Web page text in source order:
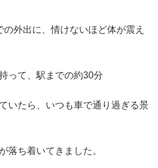
外出に、情けないほど体が震え
って、駅までの約30分
いたら、いつも車で通り過ぎる景
落ち着いてきました。